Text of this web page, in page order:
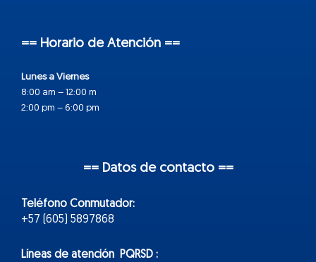
== Horario de Atención ==
Lunes a Viernes
8:00 am – 12:00 m
2:00 pm – 6:00 pm
== Datos de contacto ==
Teléfono Conmutador:
+57 (605) 5897868
Líneas de atención PQRSD :